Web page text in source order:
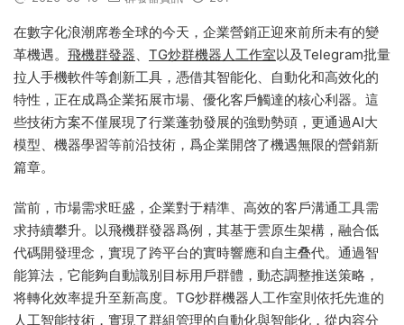
在數字化浪潮席卷全球的今天，企業營銷正迎來前所未有的變
革機遇。 飛機群發器、 TG炒群機器人工作室以及Telegram批量
拉人手機軟件等創新工具，憑借其智能化、自動化和高效化的
特性，正在成爲企業拓展市場、優化客戶觸達的核心利器。這
些技術方案不僅展現了行業蓬勃發展的強勁勢頭，更通過AI大
模型、機器學習等前沿技術，爲企業開啓了機遇無限的營銷新
篇章。
當前，市場需求旺盛，企業對于精準、高效的客戶溝通工具需
求持續攀升。以飛機群發器爲例，其基于雲原生架構，融合低
代碼開發理念，實現了跨平台的實時響應和自主叠代。通過智
能算法，它能夠自動識别目标用戶群體，動态調整推送策略，
将轉化效率提升至新高度。TG炒群機器人工作室則依托先進的
人工智能技術，實現了群組管理的自動化與智能化，從内容分